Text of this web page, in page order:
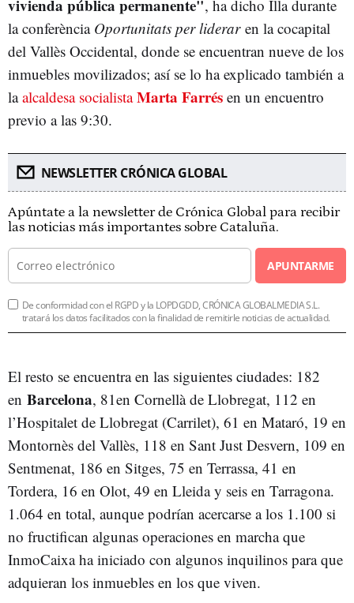
vivienda pública permanente", ha dicho Illa durante
la conferència Oportunitats per liderar en la cocapital
del Vallès Occidental, donde se encuentran nueve de los
inmuebles movilizados; así se lo ha explicado también a
laalcaldesa socialistaMarta Farrés en un encuentro
previo a las 9:30.
NEWSLETTER CRÓNICA GLOBAL
Apúntate a la newsletter de Crónica Global para recibir
las noticias más importantes sobre Cataluña.
APUNTARME
De conformidad con el RGPD y la LOPDGDD, CRÓNICA GLOBALMEDIA S.L.
tratará los datos facilitados con la finalidad de remitirle noticias de actualidad.
El resto se encuentra en las siguientes ciudades: 182
en Barcelona, 81en Cornellà de Llobregat, 112 en
l’Hospitalet de Llobregat (Carrilet), 61 en Mataró, 19 en
Montornès del Vallès, 118 en Sant Just Desvern, 109 en
Sentmenat, 186 en Sitges, 75 en Terrassa, 41 en
Tordera, 16 en Olot, 49 en Lleida y seis en Tarragona.
1.064 en total, aunque podrían acercarse a los 1.100 si
no fructifican algunas operaciones en marcha que
InmoCaixa ha iniciado con algunos inquilinos para que
adquieran los inmuebles en los que viven.